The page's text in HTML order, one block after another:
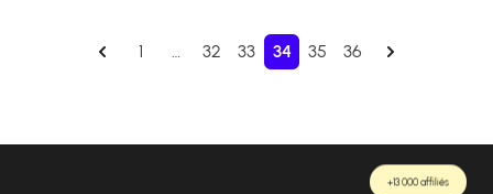
1 … 32 33 34 35 36
+13 000 affiliés